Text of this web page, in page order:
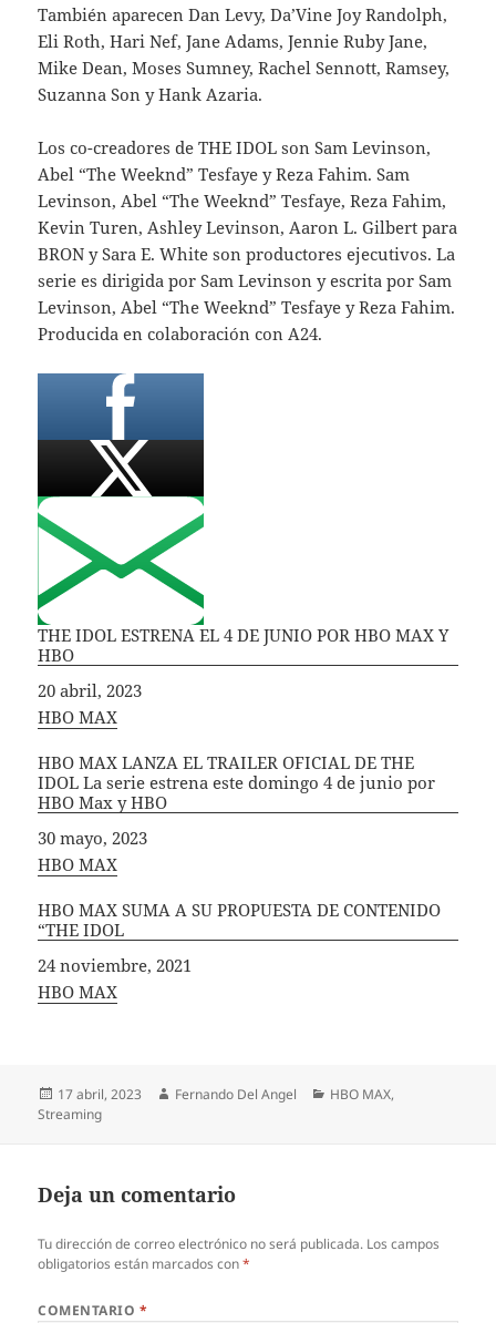
También aparecen Dan Levy, Da’Vine Joy Randolph,
Eli Roth, Hari Nef, Jane Adams, Jennie Ruby Jane,
Mike Dean, Moses Sumney, Rachel Sennott, Ramsey,
Suzanna Son y Hank Azaria.
Los co-creadores de THE IDOL son Sam Levinson,
Abel “The Weeknd” Tesfaye y Reza Fahim. Sam
Levinson, Abel “The Weeknd” Tesfaye, Reza Fahim,
Kevin Turen, Ashley Levinson, Aaron L. Gilbert para
BRON y Sara E. White son productores ejecutivos. La
serie es dirigida por Sam Levinson y escrita por Sam
Levinson, Abel “The Weeknd” Tesfaye y Reza Fahim.
Producida en colaboración con A24.
THE IDOL ESTRENA EL 4 DE JUNIO POR HBO MAX Y
HBO
Fecha
20 abril, 2023
In relation to
HBO MAX
HBO MAX LANZA EL TRAILER OFICIAL DE THE
IDOL La serie estrena este domingo 4 de junio por
HBO Max y HBO
Fecha
30 mayo, 2023
In relation to
HBO MAX
HBO MAX SUMA A SU PROPUESTA DE CONTENIDO
“THE IDOL
Fecha
24 noviembre, 2021
In relation to
HBO MAX
Publicado
el
17 abril, 2023 Autor
Fernando Del Angel Categorías
HBO MAX,
Streaming
Deja un comentario
Tu dirección de correo electrónico no será publicada. Los campos
obligatorios están marcados con*
COMENTARIO *